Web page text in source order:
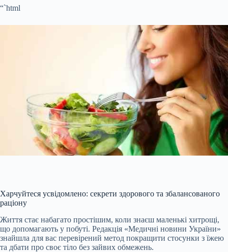
“`html
Харчуйтеся усвідомлено: секрети здорового та збалансованого
раціону
Життя стає набагато простішим, коли знаєш маленькі хитрощі,
що допомагають у побуті. Редакція «Медичні новини України»
знайшла для вас перевірений метод покращити стосунки з їжею
та дбати про своє тіло без зайвих обмежень.